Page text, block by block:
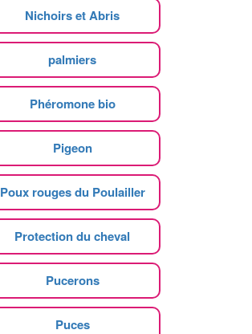
Nichoirs et Abris
palmiers
Phéromone bio
Pigeon
Poux rouges du Poulailler
Protection du cheval
Pucerons
Puces